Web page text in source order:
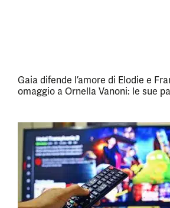
Gaia difende l’amore di Elodie e
omaggio a Ornella Vanoni: le sue